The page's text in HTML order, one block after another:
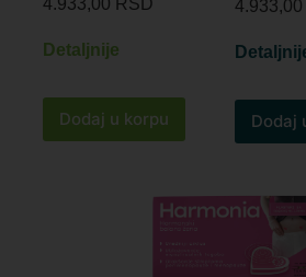
4.933,00 RSD
Detaljnije
Dodaj u korpu
4.933,00
Dodaj